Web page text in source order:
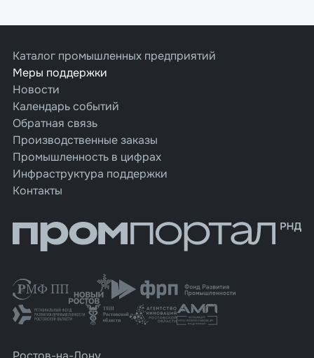
Каталог промышленных предприятий
Меры поддержки
Новости
Календарь событий
Обратная связь
Производственные заказы
Промышленность в цифрах
Инфраструктура поддержки
Контакты